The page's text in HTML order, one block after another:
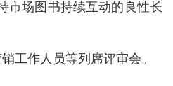
市场图书持续互动的良性长
工作人员等列席评审会。